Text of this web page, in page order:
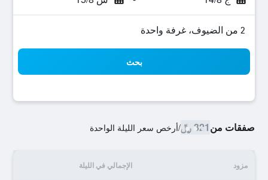
2 من الضيوف، غرفة واحدة
بحث
صفقات من321 ﷼ /أرخص سعر الليلة الواحدة
مزود الإجمالي في الليلة